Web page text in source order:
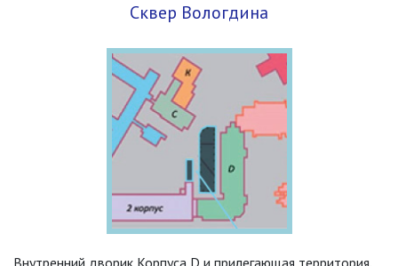
Сквер Вологдина